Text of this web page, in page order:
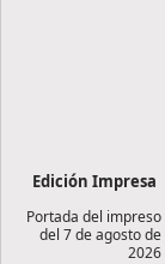
Edición Impresa
Portada del impreso
del 7 de agosto de
2026